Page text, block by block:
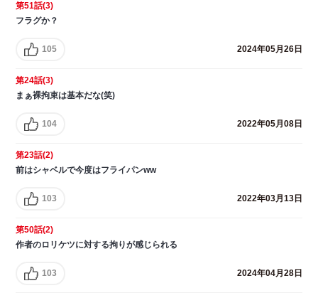
第51話(3)
フラグか？
105 2024年05月26日
第24話(3)
まぁ裸拘束は基本だな(笑)
104 2022年05月08日
第23話(2)
前はシャベルで今度はフライパンww
103 2022年03月13日
第50話(2)
作者のロリケツに対する拘りが感じられる
103 2024年04月28日